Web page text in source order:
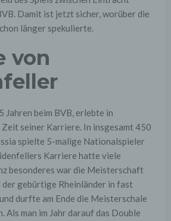
Damit ist jetzt sicher, worüber die
länger spekulierte.
von
Jahren beim BVB, erlebte in
seiner Karriere. In insgesamt 450
spielte 5-malige Nationalspieler
Karriere hatte viele
besonderes war die Meisterschaft
der gebürtige Rheinländer in fast
durfte am Ende die Meisterschale
Als man im Jahr darauf das Double